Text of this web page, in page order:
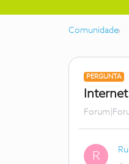
Comunidade
PERGUNTA
R